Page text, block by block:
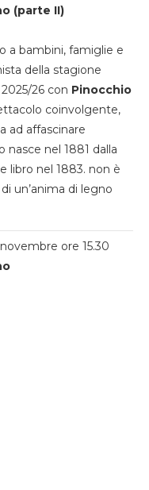
(parte II)
a bambini, famiglie e
della stagione
26 con Pinocchio
coinvolgente,
ad affascinare
nel 1881 dalla
libro nel 1883. non è
un’anima di legno
ore 15.30